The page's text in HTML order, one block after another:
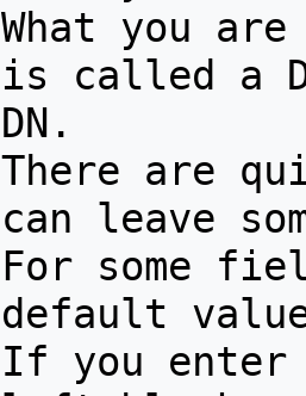
What you
is called a
DN.
There are
can leave
For some
default
If you